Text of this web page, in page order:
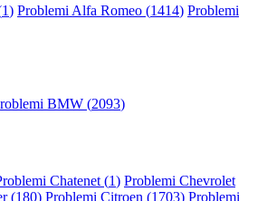
1) Problemi Alfa Romeo (1414) Problemi
BMW (2093)
Chatenet (1) Problemi Chevrolet
(180) Problemi Citroen (1703) Problemi